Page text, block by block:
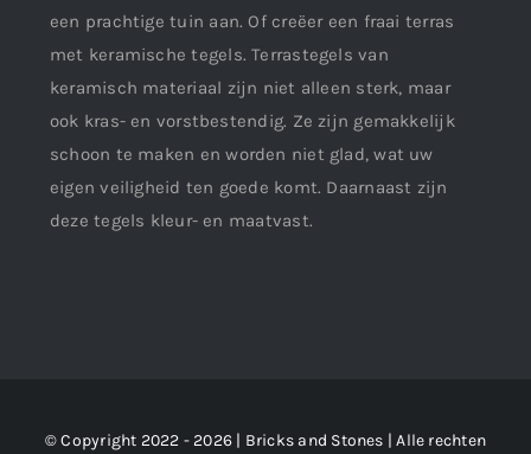
een prachtige tuin aan. Of creëer een fraai terras
met keramische tegels. Terrastegels van
keramisch materiaal zijn niet alleen sterk, maar
ook kras- en vorstbestendig. Ze zijn gemakkelijk
schoon te maken en worden niet glad, wat uw
eigen veiligheid ten goede komt. Daarnaast zijn
deze tegels kleur- en maatvast.
© Copyright 2022 - 2026 | Bricks and Stones | Alle rechten